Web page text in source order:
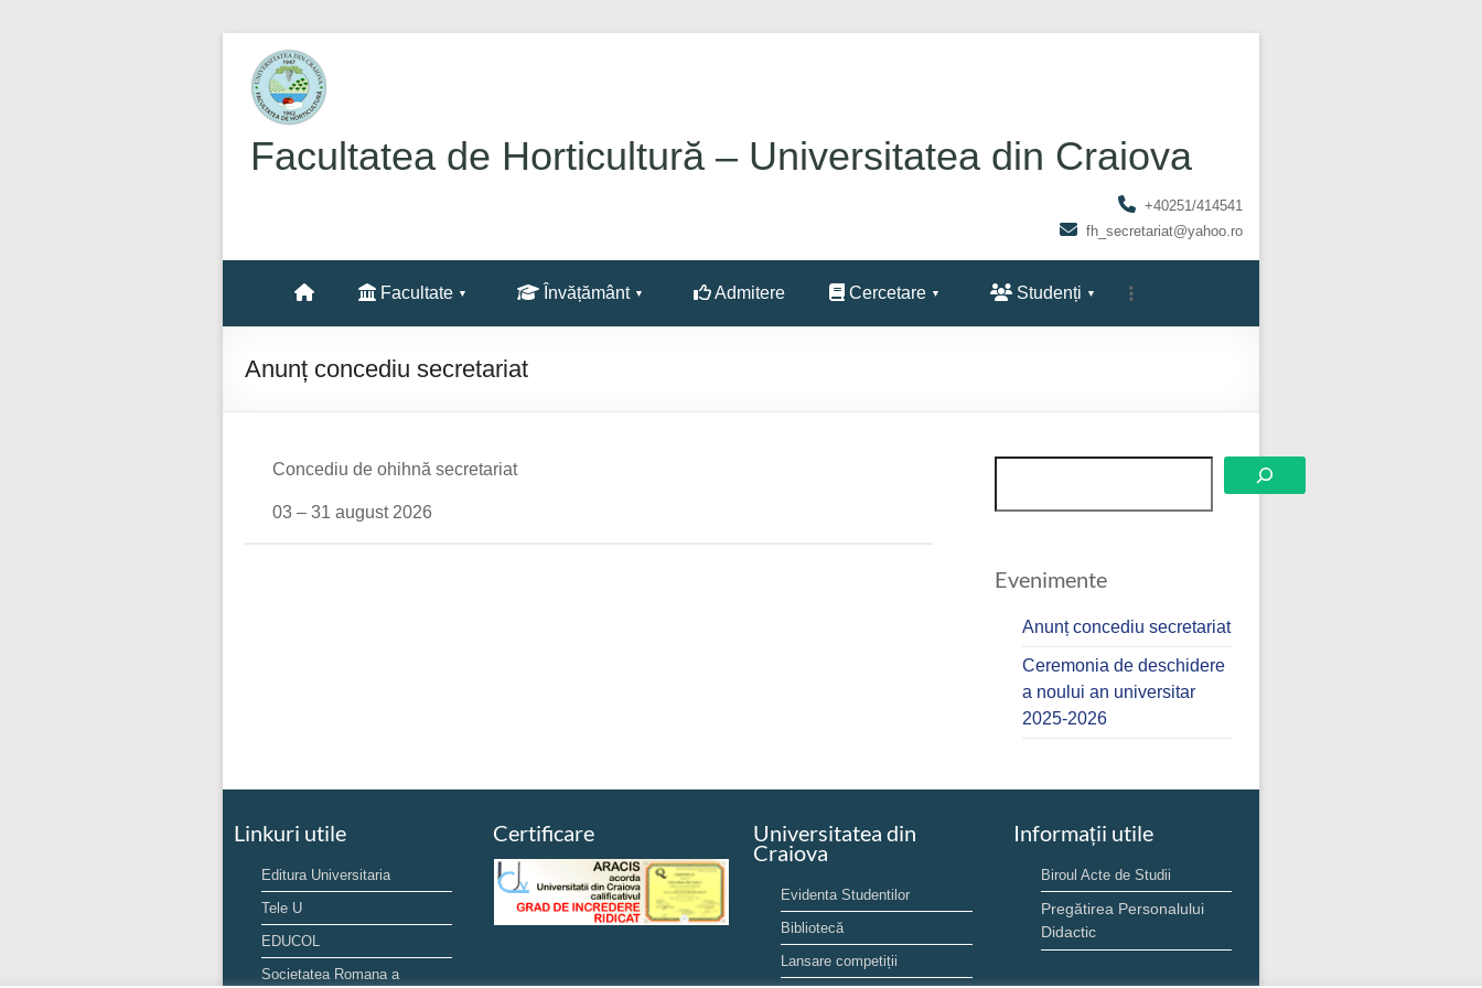
content
Facultatea de Horticultură – Universitatea din Craiova
+40251/414541
fh_secretariat@yahoo.ro
Facultate Învățământ Admitere Cercetare Studenți
Anunț concediu secretariat
Concediu de ohihnă secretariat
03 – 31 august 2026
Caută
Evenimente
Anunț concediu secretariat
Ceremonia de deschidere
a noului an universitar
2025-2026
Linkuri utile
Editura Universitaria
Tele U
EDUCOL
Societatea Romana a
Certificare Universitatea din
Craiova
Evidenta Studentilor
Bibliotecă
Lansare competiții
Informații utile
Biroul Acte de Studii
Pregătirea Personalului
Didactic